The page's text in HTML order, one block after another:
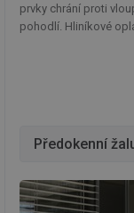
prvky chrání proti
pohodlí. Hliníkové
Předokenní